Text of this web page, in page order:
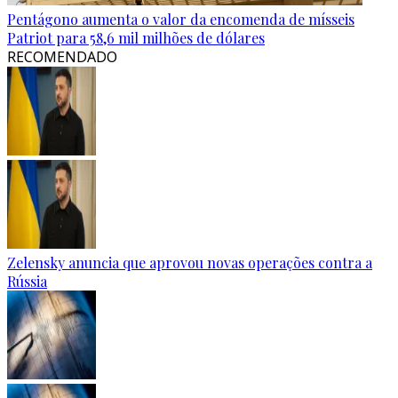
Pentágono aumenta o valor da encomenda de mísseis
Patriot para 58,6 mil milhões de dólares
RECOMENDADO
Zelensky anuncia que aprovou novas operações contra a
Rússia